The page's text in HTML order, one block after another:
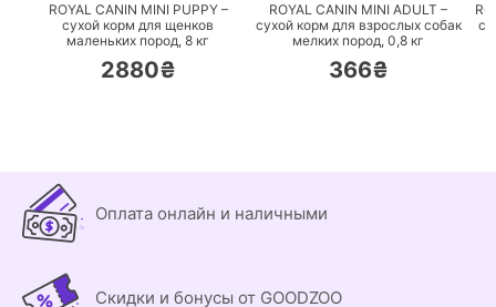
ROYAL CANIN MINI PUPPY –
сухой корм для щенков
маленьких пород, 8 кг
2880₴
ROYAL CANIN MINI ADULT –
сухой корм для взрослых собак
мелких пород, 0,8 кг
366₴
Оплата онлайн и наличными
Скидки и бонусы от GOODZOO